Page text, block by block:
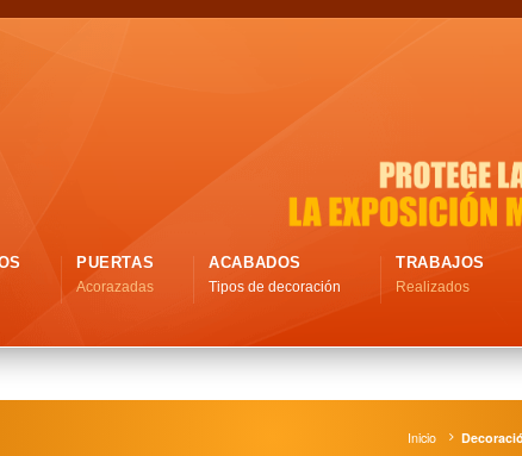
PUERTAS
Acorazadas
ACABADOS
Tipos de decoración
TRABAJOS
Realizados
Inicio